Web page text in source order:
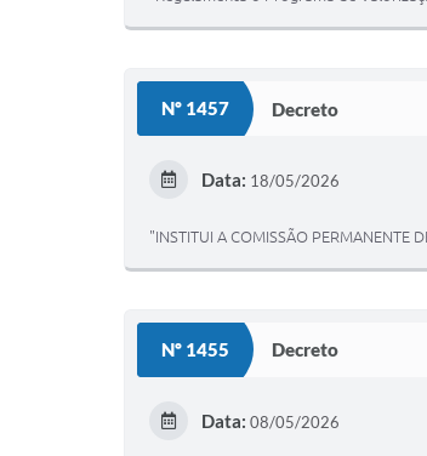
Nº 1457 Decreto
Data: 18/05/2026
"INSTITUI A COMISSÃO PERMANENTE
Nº 1455 Decreto
Data: 08/05/2026